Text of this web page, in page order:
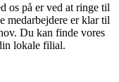
os på er ved at ringe til
medarbejdere er klar til
Du kan finde vores
lokale filial.